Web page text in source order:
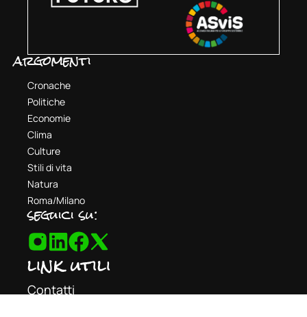
argomenti
Cronache
Politiche
Economie
Clima
Culture
Stili di vita
Natura
Roma/Milano
seguici su:
link utili
Contatti